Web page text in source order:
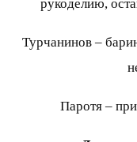
рукоделию,
Турчанинов –
Паротя –